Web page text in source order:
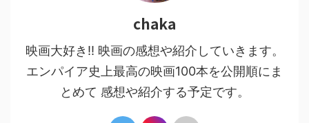
chaka
映画大好き!! 映画の感想や紹介していきます。
エンパイア史上最高の映画100本を公開順にま
とめて 感想や紹介する予定です。